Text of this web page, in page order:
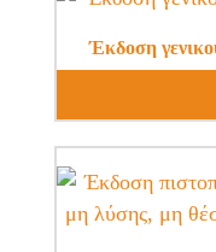
Έκδοση